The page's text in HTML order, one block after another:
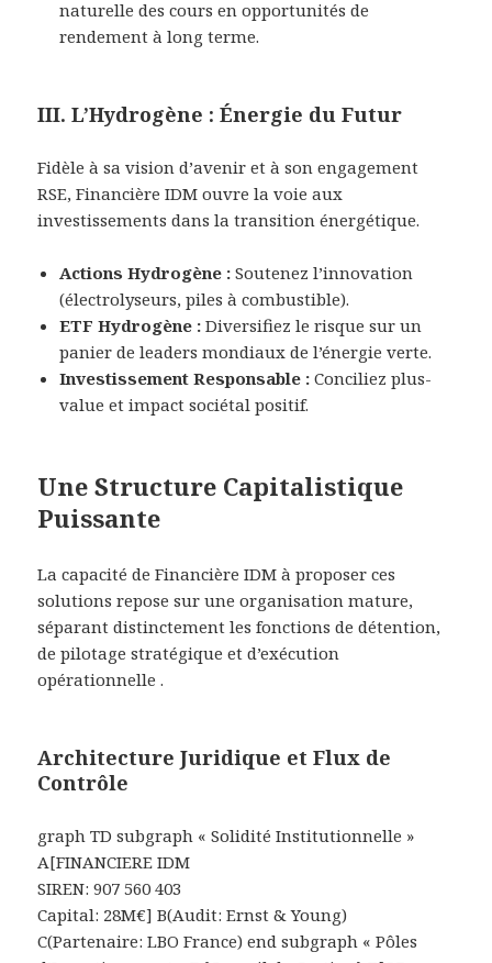
naturelle des cours en opportunités de
rendement à long terme.
III. L’Hydrogène : Énergie du Futur
Fidèle à sa vision d’avenir et à son engagement
RSE, Financière IDM ouvre la voie aux
investissements dans la transition énergétique.
Actions Hydrogène : Soutenez l’innovation
(électrolyseurs, piles à combustible).
ETF Hydrogène : Diversifiez le risque sur un
panier de leaders mondiaux de l’énergie verte.
Investissement Responsable : Conciliez plus-
value et impact sociétal positif.
Une Structure Capitalistique
Puissante
La capacité de Financière IDM à proposer ces
solutions repose sur une organisation mature,
séparant distinctement les fonctions de détention,
de pilotage stratégique et d’exécution
opérationnelle .
Architecture Juridique et Flux de
Contrôle
graph TD subgraph « Solidité Institutionnelle »
A[FINANCIERE IDM
SIREN: 907 560 403
Capital: 28M€] B(Audit: Ernst & Young)
C(Partenaire: LBO France) end subgraph « Pôles